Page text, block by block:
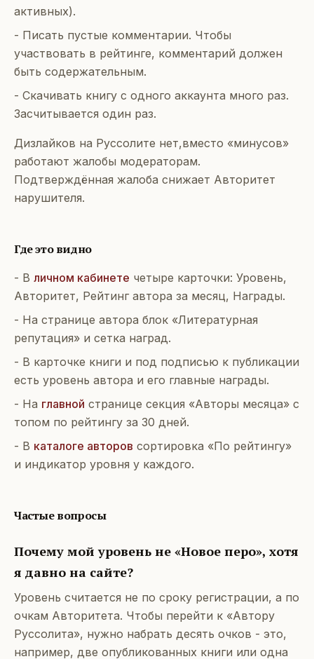
активных).
- Писать пустые комментарии. Чтобы
участвовать в рейтинге, комментарий должен
быть содержательным.
- Скачивать книгу с одного аккаунта много раз.
Засчитывается один раз.
Дизлайков на Руссолите нет,вместо «минусов»
работают жалобы модераторам.
Подтверждённая жалоба снижает Авторитет
нарушителя.
Где это видно
- В личном кабинете четыре карточки: Уровень,
Авторитет, Рейтинг автора за месяц, Награды.
- На странице автора блок «Литературная
репутация» и сетка наград.
- В карточке книги и под подписью к публикации
есть уровень автора и его главные награды.
- На главной странице секция «Авторы месяца» с
топом по рейтингу за 30 дней.
- В каталоге авторов сортировка «По рейтингу»
и индикатор уровня у каждого.
Частые вопросы
Почему мой уровень не «Новое перо», хотя
я давно на сайте?
Уровень считается не по сроку регистрации, а по
очкам Авторитета. Чтобы перейти к «Автору
Руссолита», нужно набрать десять очков - это,
например, две опубликованных книги или одна